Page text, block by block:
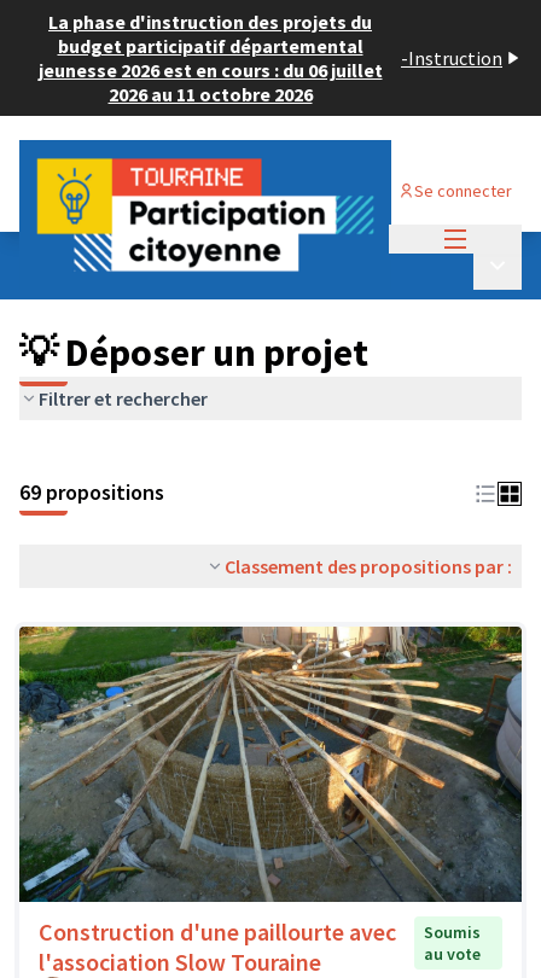
La phase d'instruction des projets du
budget participatif départemental
jeunesse 2026 est en cours : du 06 juillet
2026 au 11 octobre 2026
-Instruction
Se connecter
Budget Participatif ADULTE 2024
💡 Déposer un projet
💡 Déposer un projet
Filtrer et rechercher
69 propositions
Classement des propositions par :
Construction d'une paillourte avec
l'association Slow Touraine
Soumis
au vote